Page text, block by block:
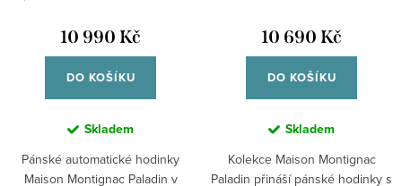
10 990 Kč
DO KOŠÍKU
Skladem
Pánské automatické hodinky
Maison Montignac Paladin v
10 690 Kč
DO KOŠÍKU
Skladem
Kolekce Maison Montignac
Paladin přináší pánské hodinky s